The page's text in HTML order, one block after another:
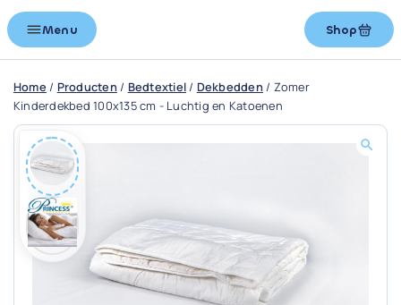
Menu Shop
Home / Producten/ Bedtextiel / Dekbedden/ Zomer
Kinderdekbed 100x135 cm - Luchtig en Katoenen